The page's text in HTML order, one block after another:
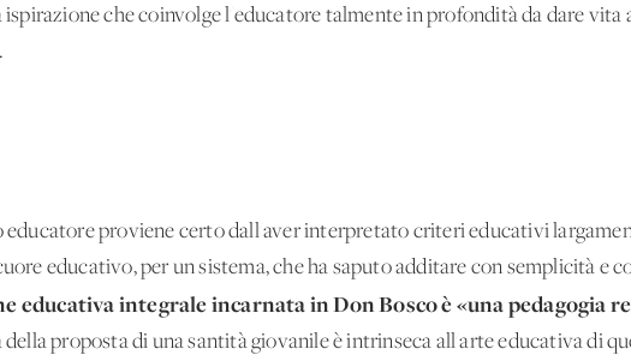
che coinvolge l'educatore talmente in profondità da dare vita
educatore proviene certo dall'aver interpretato criteri educativi
educativo, per un sistema, che ha saputo additare con semplicità e
educativa integrale incarnata in Don Bosco è «una pedagogia
proposta di una santità giovanile è intrinseca all'arte educativa di